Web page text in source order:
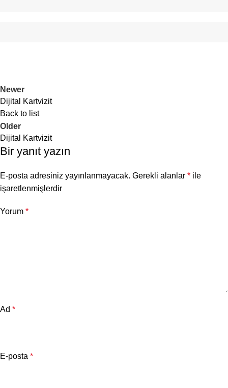
Newer
Dijital Kartvizit
Back to list
Older
Dijital Kartvizit
Bir yanıt yazın
E-posta adresiniz yayınlanmayacak. Gerekli alanlar * ile
işaretlenmişlerdir
Yorum *
Ad *
E-posta *